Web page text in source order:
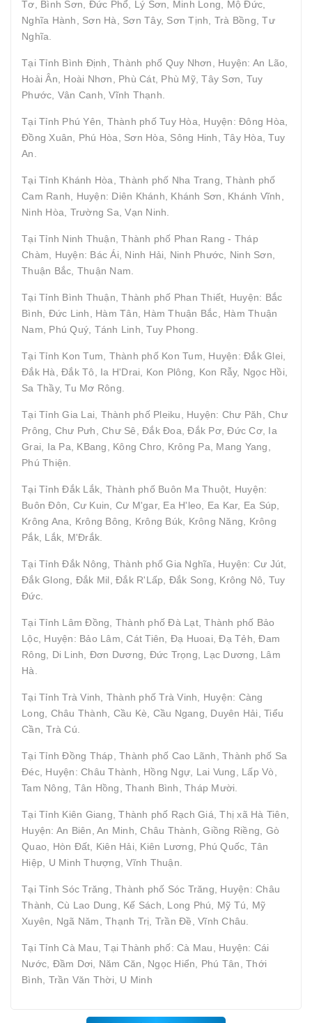
Tơ, Bình Sơn, Đức Phổ, Lý Sơn, Minh Long, Mộ Đức,
Nghĩa Hành, Sơn Hà, Sơn Tây, Sơn Tịnh, Trà Bồng, Tư
Nghĩa.
Tại Tỉnh Bình Định, Thành phố Quy Nhơn, Huyện: An Lão,
Hoài Ân, Hoài Nhơn, Phù Cát, Phù Mỹ, Tây Sơn, Tuy
Phước, Vân Canh, Vĩnh Thạnh.
Tại Tỉnh Phú Yên, Thành phố Tuy Hòa, Huyện: Đông Hòa,
Đồng Xuân, Phú Hòa, Sơn Hòa, Sông Hinh, Tây Hòa, Tuy
An.
Tại Tỉnh Khánh Hòa, Thành phố Nha Trang, Thành phố
Cam Ranh, Huyện: Diên Khánh, Khánh Sơn, Khánh Vĩnh,
Ninh Hòa, Trường Sa, Vạn Ninh.
Tại Tỉnh Ninh Thuận, Thành phố Phan Rang - Tháp
Chàm, Huyện: Bác Ái, Ninh Hải, Ninh Phước, Ninh Sơn,
Thuận Bắc, Thuận Nam.
Tại Tỉnh Bình Thuận, Thành phố Phan Thiết, Huyện: Bắc
Bình, Đức Linh, Hàm Tân, Hàm Thuận Bắc, Hàm Thuận
Nam, Phú Quý, Tánh Linh, Tuy Phong.
Tại Tỉnh Kon Tum, Thành phố Kon Tum, Huyện: Đắk Glei,
Đắk Hà, Đắk Tô, Ia H'Drai, Kon Plông, Kon Rẫy, Ngọc Hồi,
Sa Thầy, Tu Mơ Rông.
Tại Tỉnh Gia Lai, Thành phố Pleiku, Huyện: Chư Păh, Chư
Prông, Chư Pưh, Chư Sê, Đắk Đoa, Đắk Pơ, Đức Cơ, Ia
Grai, Ia Pa, KBang, Kông Chro, Krông Pa, Mang Yang,
Phú Thiện.
Tại Tỉnh Đắk Lắk, Thành phố Buôn Ma Thuột, Huyện:
Buôn Đôn, Cư Kuin, Cư M'gar, Ea H'leo, Ea Kar, Ea Súp,
Krông Ana, Krông Bông, Krông Búk, Krông Năng, Krông
Pắk, Lắk, M'Đrắk.
Tại Tỉnh Đắk Nông, Thành phố Gia Nghĩa, Huyện: Cư Jút,
Đắk Glong, Đắk Mil, Đắk R'Lấp, Đắk Song, Krông Nô, Tuy
Đức.
Tại Tỉnh Lâm Đồng, Thành phố Đà Lạt, Thành phố Bảo
Lộc, Huyện: Bảo Lâm, Cát Tiên, Đạ Huoai, Đạ Tẻh, Đam
Rông, Di Linh, Đơn Dương, Đức Trọng, Lạc Dương, Lâm
Hà.
Tại Tỉnh Trà Vinh, Thành phố Trà Vinh, Huyện: Càng
Long, Châu Thành, Cầu Kè, Cầu Ngang, Duyên Hải, Tiểu
Cần, Trà Cú.
Tại Tỉnh Đồng Tháp, Thành phố Cao Lãnh, Thành phố Sa
Đéc, Huyện: Châu Thành, Hồng Ngự, Lai Vung, Lấp Vò,
Tam Nông, Tân Hồng, Thanh Bình, Tháp Mười.
Tại Tỉnh Kiên Giang, Thành phố Rạch Giá, Thị xã Hà Tiên,
Huyện: An Biên, An Minh, Châu Thành, Giồng Riềng, Gò
Quao, Hòn Đất, Kiên Hải, Kiên Lương, Phú Quốc, Tân
Hiệp, U Minh Thượng, Vĩnh Thuận.
Tại Tỉnh Sóc Trăng, Thành phố Sóc Trăng, Huyện: Châu
Thành, Cù Lao Dung, Kế Sách, Long Phú, Mỹ Tú, Mỹ
Xuyên, Ngã Năm, Thạnh Trị, Trần Đề, Vĩnh Châu.
Tại Tỉnh Cà Mau, Tại Thành phố: Cà Mau, Huyện: Cái
Nước, Đầm Dơi, Năm Căn, Ngọc Hiển, Phú Tân, Thới
Bình, Trần Văn Thời, U Minh